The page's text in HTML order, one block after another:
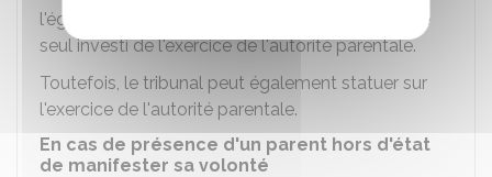
l'égard du second parent, le premier parent reste
seul investi de l'exercice de l'autorité parentale.
Toutefois, le tribunal peut également statuer sur
l'exercice de l'autorité parentale.
En cas de présence d'un parent hors d'état
de manifester sa volonté